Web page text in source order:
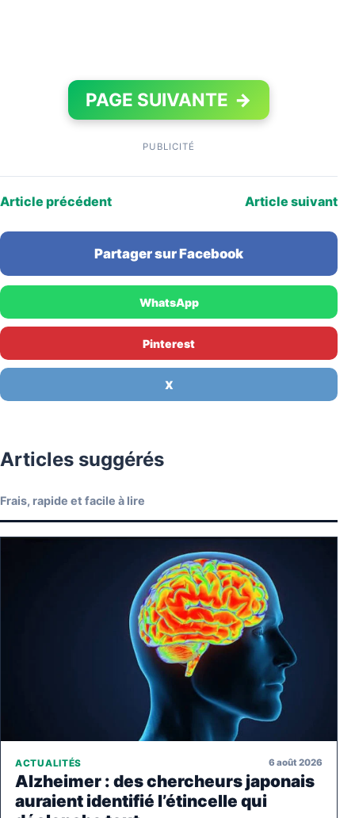
PAGE SUIVANTE →
PUBLICITÉ
Article précédent Article suivant
Partager sur Facebook
WhatsApp
Pinterest
X
Articles suggérés
Frais, rapide et facile à lire
ACTUALITÉS 6 août 2026
Alzheimer : des chercheurs japonais
auraient identifié l’étincelle qui